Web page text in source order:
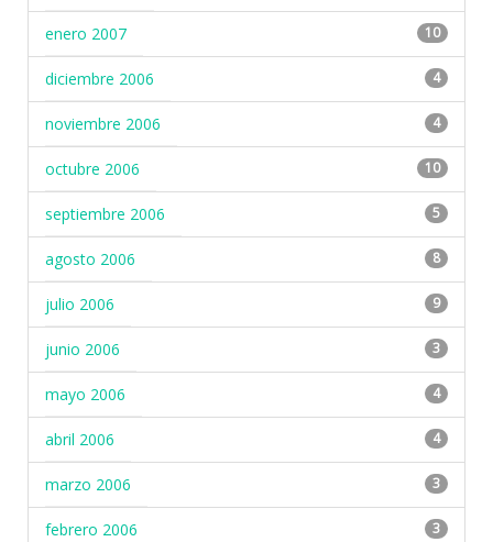
enero 2007 10
diciembre 2006 4
noviembre 2006 4
octubre 2006 10
septiembre 2006 5
agosto 2006 8
julio 2006 9
junio 2006 3
mayo 2006 4
abril 2006 4
marzo 2006 3
febrero 2006 3